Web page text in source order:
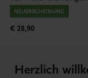
NEUERSCHEINUNG
€ 28,90
Herzlich